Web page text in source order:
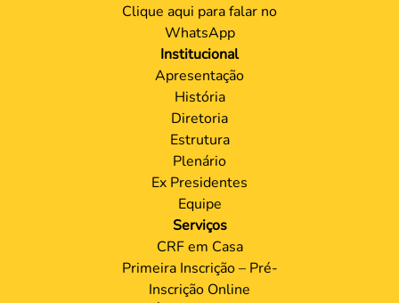
Clique aqui para falar no
WhatsApp
Institucional
Apresentação
História
Diretoria
Estrutura
Plenário
Ex Presidentes
Equipe
Serviços
CRF em Casa
Primeira Inscrição – Pré-
Inscrição Online